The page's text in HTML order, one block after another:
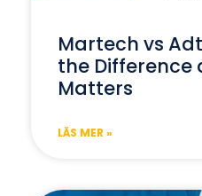
Martech vs
the Difference
Matters
LÄS MER »